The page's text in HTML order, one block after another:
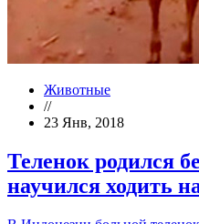
Животные
//
23 Янв, 2018
Теленок родился
научился ходить